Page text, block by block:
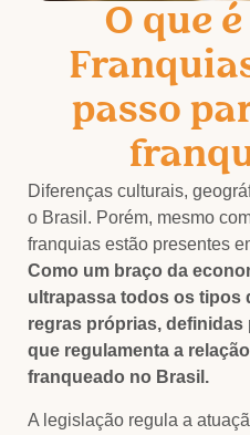
O que
passo
Diferenças culturais,
o Brasil. Porém, mesmo
franquias estão presentes
Como um braço da
ultrapassa todos os tipos
regras próprias, definidas
que regulamenta a
franqueado no Brasil.
A legislação regula a